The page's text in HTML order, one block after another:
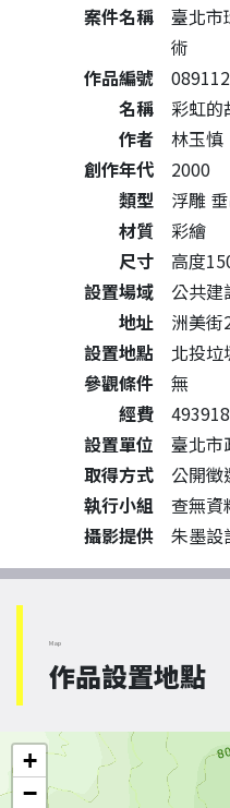
案件名稱
臺北市
術
作品編號
名稱
彩虹的
作者
林玉慎
創作年代
2000
類型
浮雕
材質
彩繪
尺寸
高度
設置場域
公共建
地址
洲美街
設置地點
北投垃
參觀條件
無
經費
設置單位
臺北市
取得方式
公開徵
執行小組
查無資
攝影提供
朱墨設
Map
作品設置地點
+
−